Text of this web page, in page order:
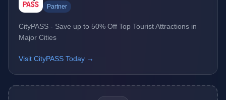
Partner
CityPASS - Save up to 50% Off Top Tourist Attractions in
Major Cities
Visit CityPASS Today →